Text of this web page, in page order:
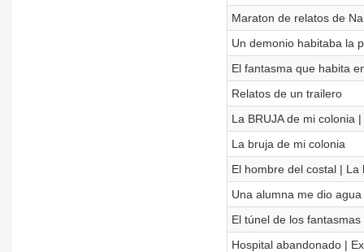
Maraton de relatos de
Un demonio habitaba la
El fantasma que habita
Relatos de un trailero
La BRUJA de mi colonia
La bruja de mi colonia
El hombre del costal | La
Una alumna me dio
El túnel de los
Hospital abandonado |